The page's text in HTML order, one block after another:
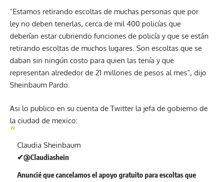
“Estamos retirando escoltas de muchas personas que por
ley no deben tenerlas, cerca de mil 400 policías que
deberían estar cubriendo funciones de policía y que se están
retirando escoltas de muchos lugares. Son escoltas que se
daban sin ningún costo para quien las tenía y que
representan alrededor de 21 millones de pesos al mes”, dijo
Sheinbaum Pardo.
Asi lo publico en su cuenta de Twitter la jefa de gobierno de
la ciudad de mexico:
Claudia Sheinbaum
✔@Claudiashein
Anuncié que cancelamos el apoyo gratuito para escoltas que